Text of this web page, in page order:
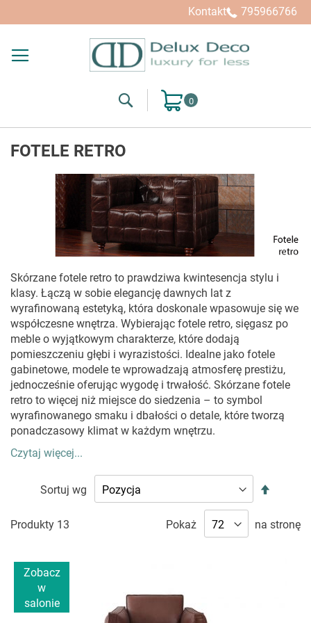
Kontakt 795966766
SearchMój koszyk
FOTELE RETRO
Skórzane fotele retro to prawdziwa kwintesencja stylu i
klasy. Łączą w sobie elegancję dawnych lat z
wyrafinowaną estetyką, która doskonale wpasowuje się we
współczesne wnętrza. Wybierając fotele retro, sięgasz po
meble o wyjątkowym charakterze, które dodają
pomieszczeniu głębi i wyrazistości. Idealne jako fotele
gabinetowe, modele te wprowadzają atmosferę prestiżu,
jednocześnie oferując wygodę i trwałość. Skórzane fotele
retro to więcej niż miejsce do siedzenia – to symbol
wyrafinowanego smaku i dbałości o detale, które tworzą
ponadczasowy klimat w każdym wnętrzu.
FOTELE RETRO – JAK WPROWADZIĆ DO
WNĘTRZA ELEGANCJĘ I KOMFORT W STYLU
VINTAGE?
Fotele retro to meble, które oferują znacznie więcej niż tylko
klasyczny design, inspirowany dawnymi
łącząc stylmebli vintage
wykończenia sprawiają, że fotele te stają się centralnym
punktem salonu, gabinetu czy biblioteki. Ich miękkie
Czytaj więcej...
Sortuj wg
Produkty 13 Pokaż na stronę
Zobacz
w
salonie